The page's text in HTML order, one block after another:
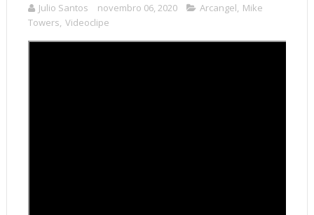
Julio Santos novembro 06, 2020 Arcangel, Mike
Towers, Videoclipe